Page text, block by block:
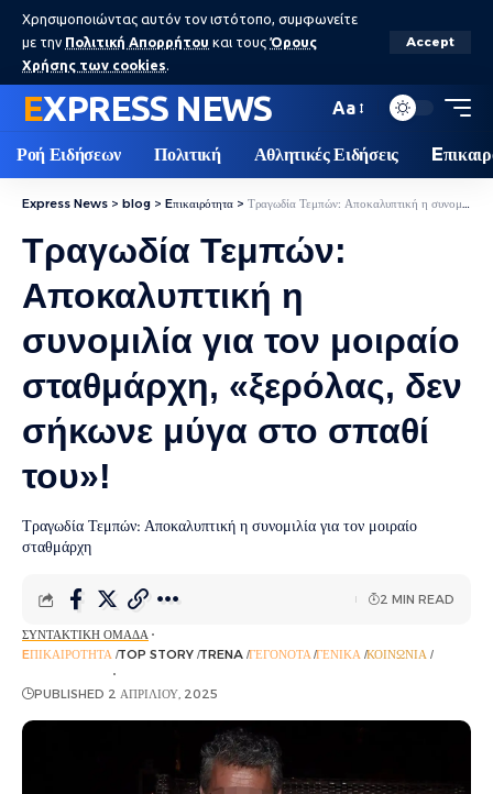
Χρησιμοποιώντας αυτόν τον ιστότοπο, συμφωνείτε
με την Πολιτική Απορρήτου και τους Όρους
Χρήσης των cookies.
Accept
EXPRESS NEWS Aa
Ροή Ειδήσεων Πολιτική Αθλητικές Ειδήσεις
Express News > blog > Eπικαιρότητα > Τραγωδία Τεμπών: Αποκαλυπτική η συνομιλία για τον μοιραίο σταθμάρχη, «ξερόλας, δεν σήκωνε μύγα στο σπαθί του»!
Τραγωδία Τεμπών:
Αποκαλυπτική η
συνομιλία για τον μοιραίο
σταθμάρχη, «ξερόλας, δεν
σήκωνε μύγα στο σπαθί
του»!
Τραγωδία Τεμπών: Αποκαλυπτική η συνομιλία για τον μοιραίο
σταθμάρχη
ΣΥΝΤΑΚΤΙΚΉ ΟΜΆΔΑ
EΠΙΚΑΙΡΌΤΗΤΑ TOP STORY TRENA ΓΕΓΟΝΌΤΑ ΓΕΝΙΚΆ ΚΟΙΝΩΝΊΑ
PUBLISHED 2 ΑΠΡΙΛΊΟΥ, 2025
2 MIN READ